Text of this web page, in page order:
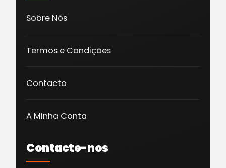
Sobre Nós
Termos e Condições
Contacto
A Minha Conta
Contacte-nos